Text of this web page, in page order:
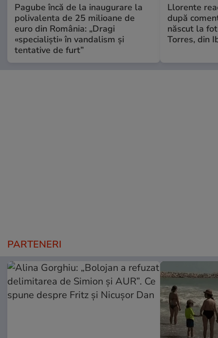
Pagube încă de la inaugurare la
polivalenta de 25 milioane de
euro din România: „Dragi
«specialiști» în vandalism și
tentative de furt”
Llorente
după
născut la
Torres, din
PARTENERI